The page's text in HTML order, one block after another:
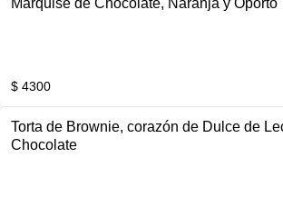
Marquise de Chocolate, Naranja y Oporto
$ 4300
Torta de Brownie, corazón de Dulce de
Chocolate